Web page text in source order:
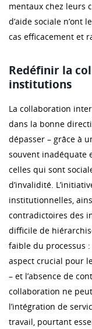
mentaux chez leurs
d’aide sociale n’ont
cas efficacement et
Redéfinir la
institutions
La collaboration
dans la bonne
dépasser – grâce à
souvent inadéquate
celles qui sont
d’invalidité.
institutionnelles,
contradictoires des
difficile de
faible du processus
aspect crucial pour
– et l’absence de
collaboration ne
l’intégration de
travail, pourtant